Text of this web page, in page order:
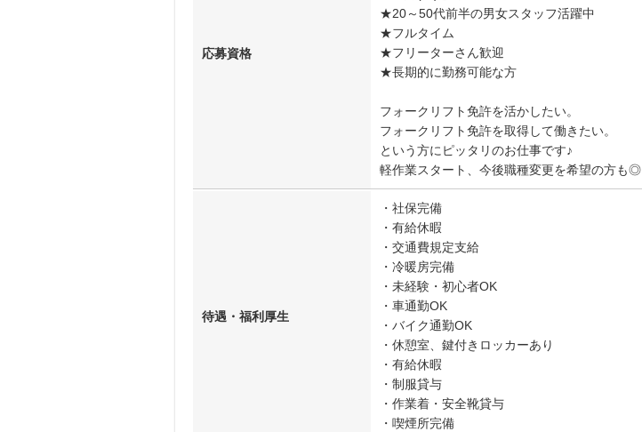
応募資格
★20～50代前半の男女スタッフ活躍中
★フルタイム
★フリーターさん歓迎
★長期的に勤務可能な方
フォークリフト免許を活かしたい。
フォークリフト免許を取得して働きたい。
という方にピッタリのお仕事です♪
軽作業スタート、今後職種変更を希望の方も◎
待遇・福利厚生
・社保完備
・有給休暇
・交通費規定支給
・冷暖房完備
・未経験・初心者OK
・車通勤OK
・バイク通勤OK
・休憩室、鍵付きロッカーあり
・有給休暇
・制服貸与
・作業着・安全靴貸与
・喫煙所完備